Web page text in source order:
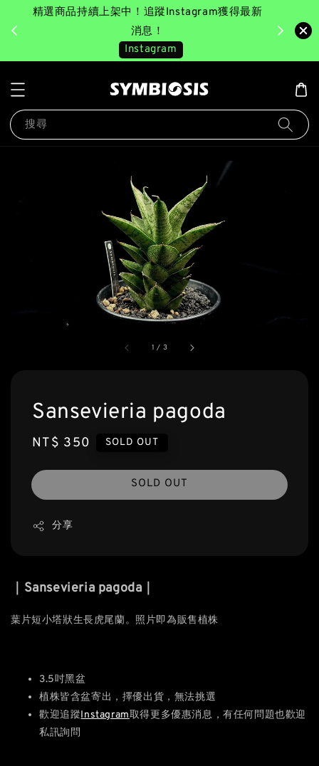
精選商品持續上架中！追蹤Instagram獲得最新
消息！
Instagram
搜尋
1 / 3
Sansevieria pagoda
Regular
NT$ 350 SOLD OUT
SOLD OUT
分享
｜Sansevieria pagoda｜
葉片短小塔狀生長虎尾蘭。照片即為販售植株
3.5吋黑盆
植株皆含盆寄出，擇優出貨，無法挑選
歡迎追蹤Instagram取得更多優惠消息，有任何問題也歡迎
私訊詢問